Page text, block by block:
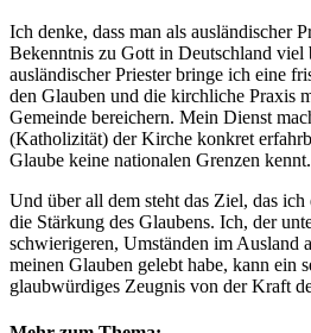
Ich denke, dass man als ausländischer
Bekenntnis zu Gott in Deutschland
ausländischer Priester bringe ich eine
den Glauben und die kirchliche Praxis
Gemeinde bereichern. Mein Dienst
(Katholizität) der Kirche konkret
Glaube keine nationalen Grenzen kennt.
Und über all dem steht das Ziel, das
die Stärkung des Glaubens. Ich, der
schwierigeren, Umständen im Ausland
meinen Glauben gelebt habe, kann ein
glaubwürdiges Zeugnis von der Kraft